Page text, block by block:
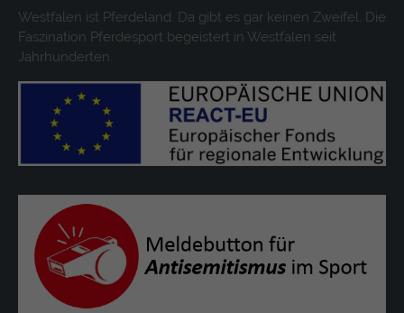
Westfalen ist Pferdeland. Da gibt es gar keinen Zweifel. Die
Faszination Pferdesport begeistert in Westfalen seit
Jahrhunderten.